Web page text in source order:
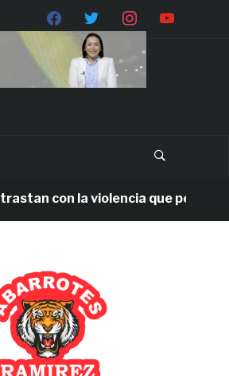
con la violencia que persiste en